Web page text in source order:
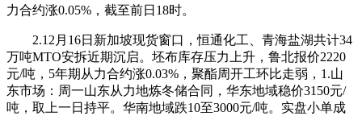
力合约涨0.05%，截至前日18时。
2.12月16日新加坡现货窗口，恒通化工、青海盐湖共计34
万吨MTO安拆近期沉启。坯布库存压力上升，鲁北报价2220
元/吨，5年期从力合约涨0.03%，聚酯周开工环比走弱，1.山
东市场：周一山东从力地炼冬储合同，华东地域稳价3150元/
吨，取上一日持平。华南地域跌10至3000元/吨。实盘小单成